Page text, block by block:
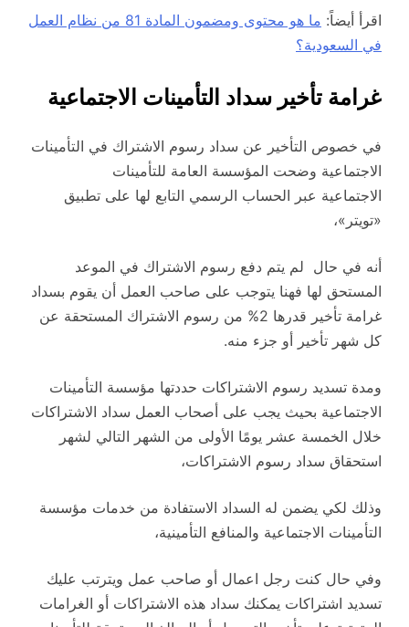
اقرأ أيضاً:
ما هو محتوى ومضمون المادة 81 من نظام العمل
في السعودية؟
غرامة تأخير سداد التأمينات الاجتماعية
في خصوص التأخير عن سداد رسوم الاشتراك في التأمينات
الاجتماعية وضحت المؤسسة العامة للتأمينات
الاجتماعية عبر الحساب الرسمي التابع لها على تطبيق
«تويتر»،
أنه في حال لم يتم دفع رسوم الاشتراك في الموعد
المستحق لها فهنا يتوجب على صاحب العمل أن يقوم بسداد
غرامة تأخير قدرها 2% من رسوم الاشتراك المستحقة عن
كل شهر تأخير أو جزء منه.
ومدة تسديد رسوم الاشتراكات حددتها مؤسسة التأمينات
الاجتماعية بحيث يجب على أصحاب العمل سداد الاشتراكات
خلال الخمسة عشر يومًا الأولى من الشهر التالي لشهر
استحقاق سداد رسوم الاشتراكات،
وذلك لكي يضمن له السداد الاستفادة من خدمات مؤسسة
التأمينات الاجتماعية والمنافع التأمينية،
وفي حال كنت رجل اعمال أو صاحب عمل ويترتب عليك
تسديد اشتراكات يمكنك سداد هذه الاشتراكات أو الغرامات